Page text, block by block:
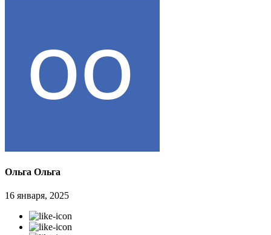
Ольга Ольга
16 января, 2025